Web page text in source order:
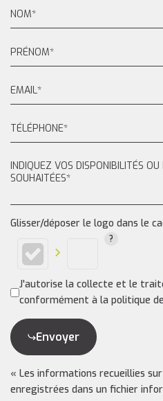
Glisser/déposer le logo dans le
J'autorise la collecte et le
conformément à la politique
Envoyer
« Les informations recueillies
enregistrées dans un fichier